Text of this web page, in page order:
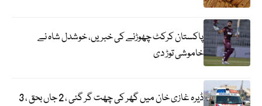
پاکستان کرکٹ چھوڑنے کی خبریں، خوشدل شاہ نے
خاموشی توڑ دی
ڈیرہ غازی خان میں گھر کی چھت گر گئی ، 2 جاں بحق ، 3